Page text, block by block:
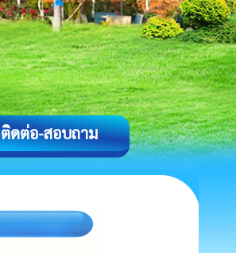
ติดต่อ-สอบถาม